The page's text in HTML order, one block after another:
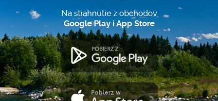
Na stiahnutie z obchodov
Google Play i App Store